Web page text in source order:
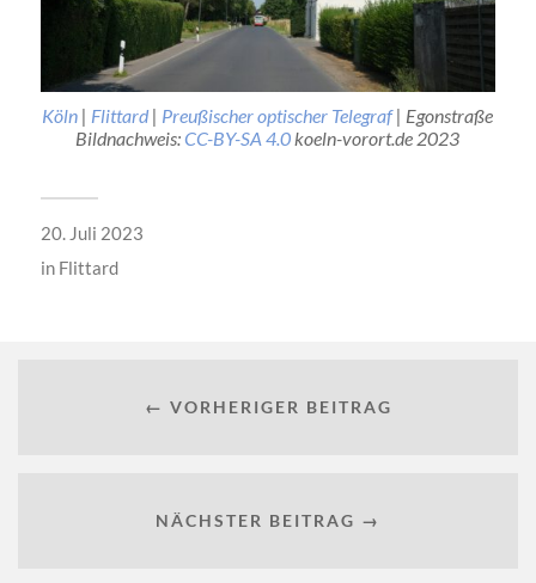
Köln | Flittard| Preußischer optischer Telegraf| Egonstraße
Bildnachweis:CC-BY-SA 4.0koeln-vorort.de 2023
20. Juli 2023
in Flittard
← VORHERIGER BEITRAG
NÄCHSTER BEITRAG →